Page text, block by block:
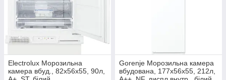
Electrolux Морозильна
камера вбуд., 82x56х55, 90л,
Gorenje Морозильна камера
вбудована, 177x56х55, 212л,